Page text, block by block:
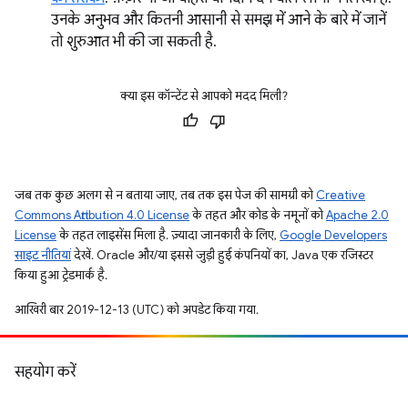
उनके अनुभव और कितनी आसानी से समझ में आने के बारे में जानें
तो शुरुआत भी की जा सकती है.
क्या इस कॉन्टेंट से आपको मदद मिली?
जब तक कुछ अलग से न बताया जाए, तब तक इस पेज की सामग्री कोCreative
Commons Attribution 4.0 Licenseके तहत और कोड के नमूनों कोApache 2.0
Licenseके तहत लाइसेंस मिला है. ज़्यादा जानकारी के लिए, Google Developers
साइट नीतियांदेखें. Oracle और/या इससे जुड़ी हुई कंपनियों का, Java एक रजिस्टर
किया हुआ ट्रेडमार्क है.
आखिरी बार 2019-12-13 (UTC) को अपडेट किया गया.
सहयोग करें